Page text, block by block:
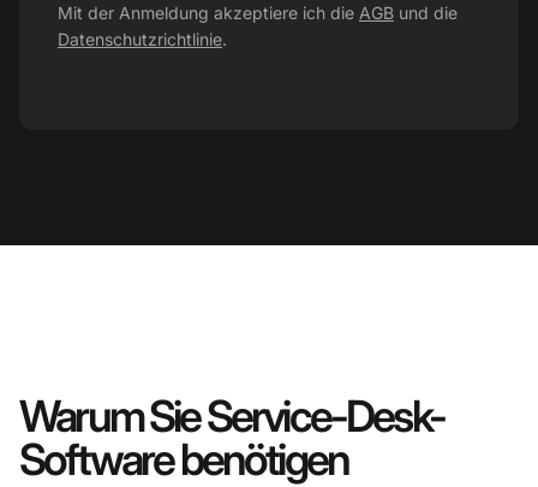
Mit der Anmeldung akzeptiere ich die AGB und die
Datenschutzrichtlinie.
Warum Sie Service-Desk-
Software benötigen